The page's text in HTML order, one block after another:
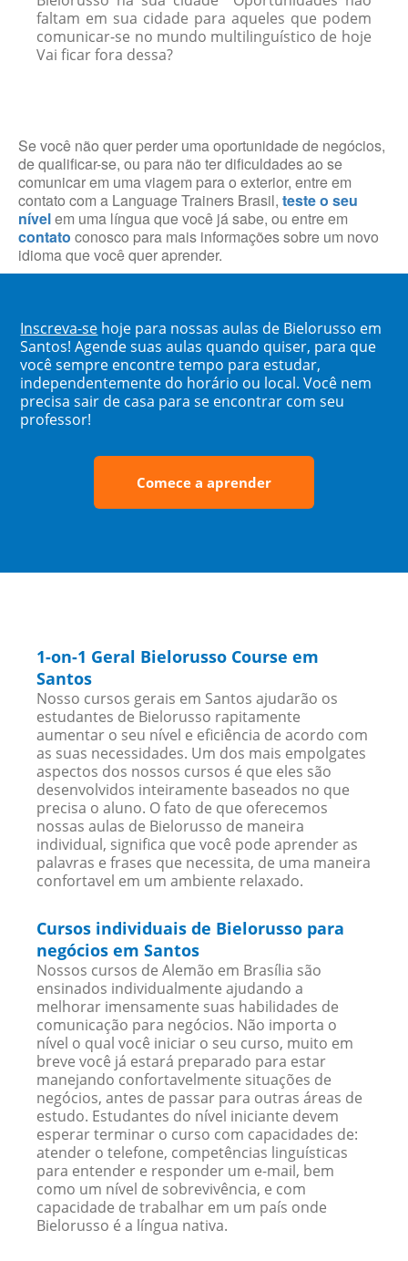
faltam em sua cidade para aqueles que podem
comunicar-se no mundo multilinguístico de hoje
Vai ficar fora dessa?
Se você não quer perder uma oportunidade de negócios,
de qualificar-se, ou para não ter dificuldades ao se
comunicar em uma viagem para o exterior, entre em
contato com a Language Trainers Brasil, teste o seu
nívelem uma língua que você já sabe, ou entre em
contato conosco para mais informações sobre um novo
idioma que você quer aprender.
Inscreva-se hoje para nossas aulas de Bielorusso em
Santos! Agende suas aulas quando quiser, para que
você sempre encontre tempo para estudar,
independentemente do horário ou local. Você nem
precisa sair de casa para se encontrar com seu
professor!
Comece a aprender
1-on-1 Geral Bielorusso Course em
Santos
Nosso cursos gerais em Santos ajudarão os
estudantes de Bielorusso rapitamente
aumentar o seu nível e eficiência de acordo com
as suas necessidades. Um dos mais empolgates
aspectos dos nossos cursos é que eles são
desenvolvidos inteiramente baseados no que
precisa o aluno. O fato de que oferecemos
nossas aulas de Bielorusso de maneira
individual, significa que você pode aprender as
palavras e frases que necessita, de uma maneira
confortavel em um ambiente relaxado.
Cursos individuais de Bielorusso para
negócios em Santos
Nossos cursos de Alemão em Brasília são
ensinados individualmente ajudando a
melhorar imensamente suas habilidades de
comunicação para negócios. Não importa o
nível o qual você iniciar o seu curso, muito em
breve você já estará preparado para estar
manejando confortavelmente situações de
negócios, antes de passar para outras áreas de
estudo. Estudantes do nível iniciante devem
esperar terminar o curso com capacidades de:
atender o telefone, competências linguísticas
para entender e responder um e-mail, bem
como um nível de sobrevivência, e com
capacidade de trabalhar em um país onde
Bielorusso é a língua nativa.